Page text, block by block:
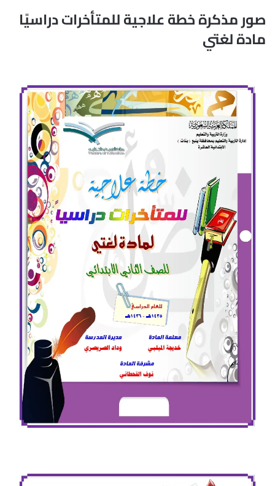
صور مذكرة خطة علاجية للمتأخرات دراسيًا
مادة لغتي